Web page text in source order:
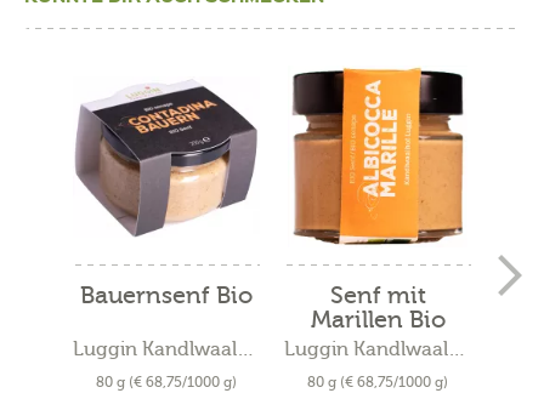
Bauernsenf Bio
Luggin Kandlwaalhof
80 g (€ 68,75/1000 g)
Senf mit
Marillen Bio
Luggin Kandlwaalhof
80 g (€ 68,75/1000 g)